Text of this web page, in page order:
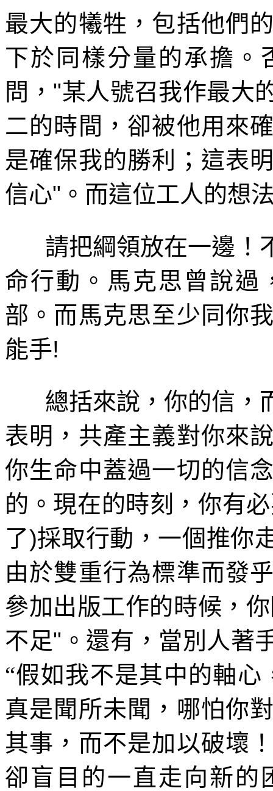
最大的犧牲，包括他們
下於同樣分量的承擔。
問， "某人號召我作最大
二的時間，卻被他用來
是確保我的勝利；這表
信心" 。而這位工人的想
請把綱領放在一邊！
命行動。馬克思曾說過
部。而馬克思至少同你
能手!
總括來說，你的信，
表明，共產主義對你來
你生命中蓋過一切的信
的。現在的時刻，你有
了)採取行動，一個推你
由於雙重行為標準而發
參加出版工作的時候，
不足" 。還有，當別人著
“假如我不是其中的軸
真是聞所未聞，哪怕你
其事，而不是加以破壞
卻盲目的一直走向新的